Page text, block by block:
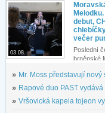
03.08.
debut,
večer
Poslední
brněnské
» Mr. Moss představují nový
» Rapové duo PAST
» Vršovická kapela tojeon